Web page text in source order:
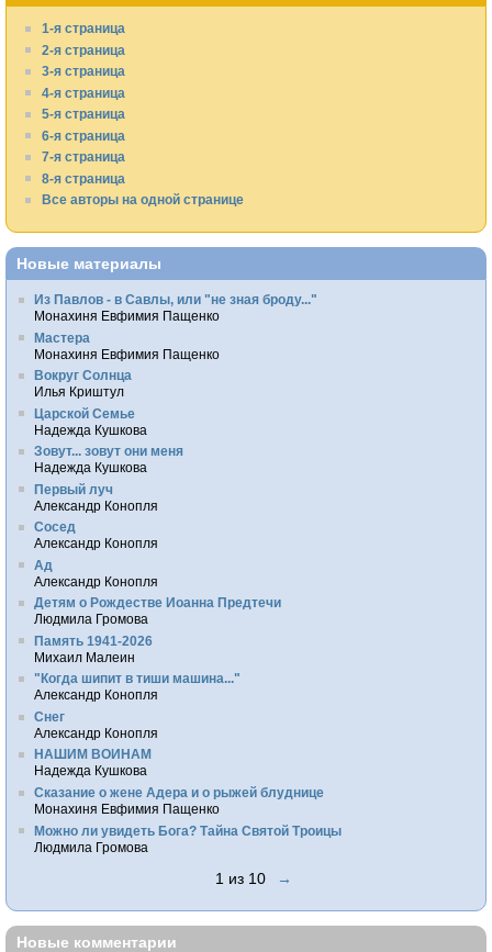
1-я страница
2-я страница
3-я страница
4-я страница
5-я страница
6-я страница
7-я страница
8-я страница
Все авторы на одной странице
Новые материалы
Из Павлов - в Савлы, или "не зная броду..."
Монахиня Евфимия Пащенко
Мастера
Монахиня Евфимия Пащенко
Вокруг Солнца
Илья Криштул
Царской Семье
Надежда Кушкова
Зовут... зовут они меня
Надежда Кушкова
Первый луч
Александр Конопля
Сосед
Александр Конопля
Ад
Александр Конопля
Детям о Рождестве Иоанна Предтечи
Людмила Громова
Память 1941-2026
Михаил Малеин
"Когда шипит в тиши машина..."
Александр Конопля
Снег
Александр Конопля
НАШИМ ВОИНАМ
Надежда Кушкова
Сказание о жене Адера и о рыжей блуднице
Монахиня Евфимия Пащенко
Можно ли увидеть Бога? Тайна Святой Троицы
Людмила Громова
1 из 10 →
Новые комментарии